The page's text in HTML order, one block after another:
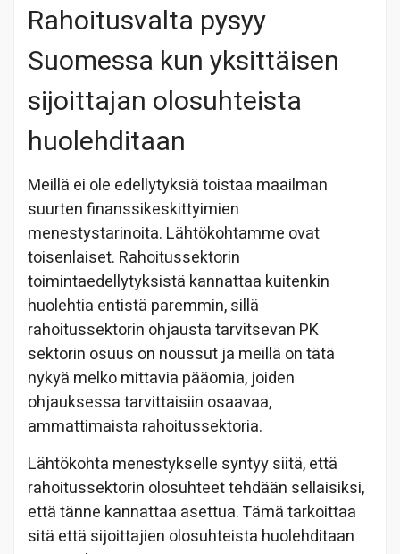
Rahoitusvalta pysyy
Suomessa kun yksittäisen
sijoittajan olosuhteista
huolehditaan
Meillä ei ole edellytyksiä toistaa maailman
suurten finanssikeskittyimien
menestystarinoita. Lähtökohtamme ovat
toisenlaiset. Rahoitussektorin
toimintaedellytyksistä kannattaa kuitenkin
huolehtia entistä paremmin, sillä
rahoitussektorin ohjausta tarvitsevan PK
sektorin osuus on noussut ja meillä on tätä
nykyä melko mittavia pääomia, joiden
ohjauksessa tarvittaisiin osaavaa,
ammattimaista rahoitussektoria.
Lähtökohta menestykselle syntyy siitä, että
rahoitussektorin olosuhteet tehdään sellaisiksi,
että tänne kannattaa asettua. Tämä tarkoittaa
sitä että sijoittajien olosuhteista huolehditaan